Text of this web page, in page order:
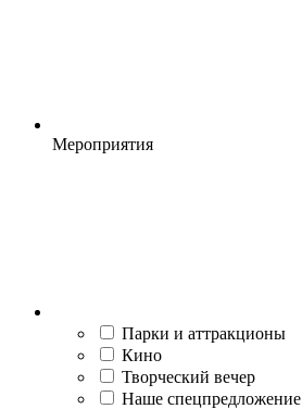
Мероприятия
Парки и аттракционы
Кино
Творческий вечер
Наше спецпредложение